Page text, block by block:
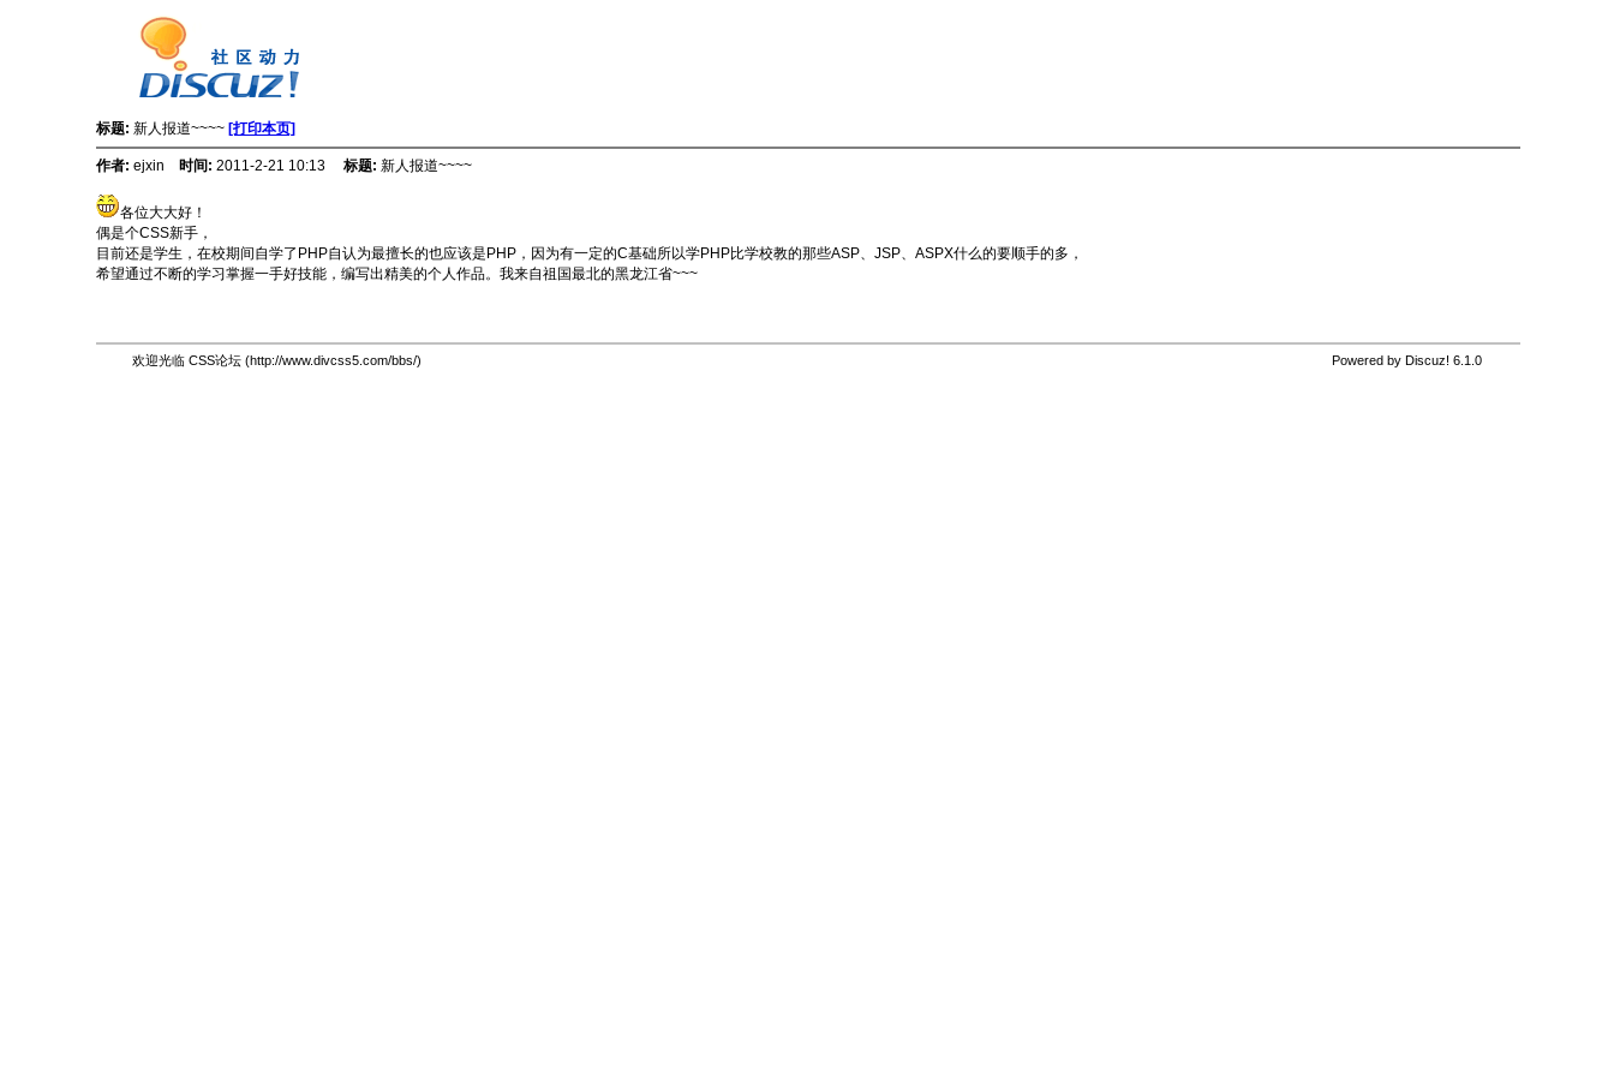
标题: 新人报道~~~~ [打印本页]
作者: ejxin 时间: 2011-2-21 10:13 标题: 新人报道~~~~
各位大大好！
偶是个CSS新手，
目前还是学生，在校期间自学了PHP自认为最擅长的也应该是PHP，因为有一定的C基础所以学PHP比学校教的那些ASP、JSP、ASPX什么的要顺手的多，
希望通过不断的学习掌握一手好技能，编写出精美的个人作品。我来自祖国最北的黑龙江省~~~
欢迎光临 CSS论坛 (http://www.divcss5.com/bbs/) Powered by Discuz! 6.1.0